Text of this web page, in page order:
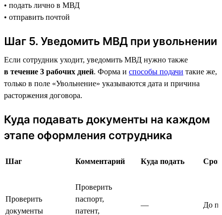
• подать лично в МВД
• отправить почтой
Шаг 5. Уведомить МВД при увольнении
Если сотрудник уходит, уведомить МВД нужно также
в течение 3 рабочих дней. Форма и способы подачи такие же,
только в поле «Увольнение» указываются дата и причина
расторжения договора.
Куда подавать документы на каждом
этапе оформления сотрудника
Шаг Комментарий Куда подать Срок
Проверить
документы
Проверить
паспорт,
патент,
— До